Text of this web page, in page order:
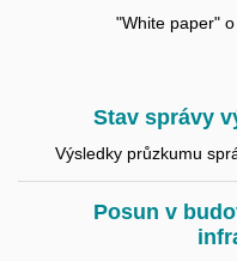
"White paper"
Stav správy
Výsledky průzkumu
Posun v